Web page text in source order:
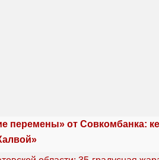
перемены» от Совкомбанка: